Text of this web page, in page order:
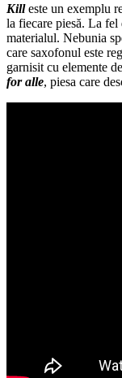
Killeste un exemplu
la fiecare piesă. La fel
materialul. Nebunia
care saxofonul este
garnisit cu elemente
for alle, piesa care